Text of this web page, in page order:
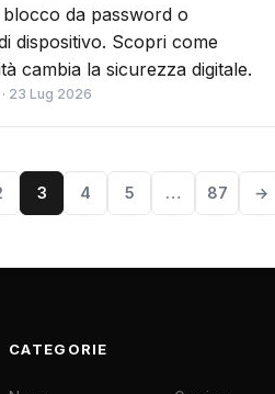
da password o
dispositivo. Scopri come
cambia la sicurezza digitale.
· 23 Lug 2026
3 4 5 … 87 →
CATEGORIE